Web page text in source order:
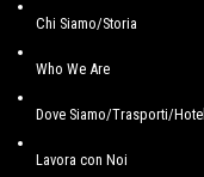
Chi Siamo/Storia
Who We Are
Dove Siamo/Trasporti/Hotel
Lavora con Noi